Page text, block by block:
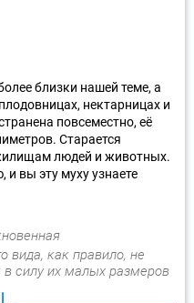
близки нашей теме, а
нектарницах и
повсеместно, её
Старается
людей и животных.
вы эту муху узнаете
вида, как правило, не
в силу их малых размеров